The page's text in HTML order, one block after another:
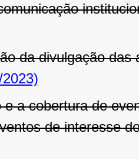
da divulgação das
e a cobertura de
de interesse